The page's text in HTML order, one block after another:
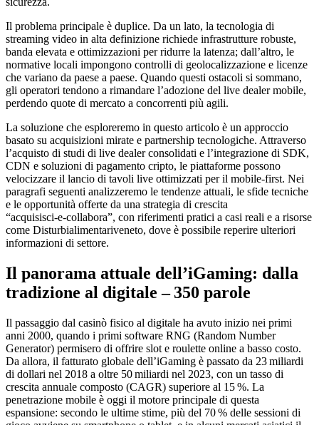
Il problema principale è duplice. Da un lato, la tecnologia di
streaming video in alta definizione richiede infrastrutture robuste,
banda elevata e ottimizzazioni per ridurre la latenza; dall’altro, le
normative locali impongono controlli di geolocalizzazione e licenze
che variano da paese a paese. Quando questi ostacoli si sommano,
gli operatori tendono a rimandare l’adozione del live dealer mobile,
perdendo quote di mercato a concorrenti più agili.
La soluzione che esploreremo in questo articolo è un approccio
basato su acquisizioni mirate e partnership tecnologiche. Attraverso
l’acquisto di studi di live dealer consolidati e l’integrazione di SDK,
CDN e soluzioni di pagamento cripto, le piattaforme possono
velocizzare il lancio di tavoli live ottimizzati per il mobile‑first. Nei
paragrafi seguenti analizzeremo le tendenze attuali, le sfide tecniche
e le opportunità offerte da una strategia di crescita
“acquisisci‑e‑collabora”, con riferimenti pratici a casi reali e a risorse
come Disturbialimentariveneto, dove è possibile reperire ulteriori
informazioni di settore.
Il panorama attuale dell’iGaming: dalla
tradizione al digitale – 350 parole
Il passaggio dal casinò fisico al digitale ha avuto inizio nei primi
anni 2000, quando i primi software RNG (Random Number
Generator) permisero di offrire slot e roulette online a basso costo.
Da allora, il fatturato globale dell’iGaming è passato da 23 miliardi
di dollari nel 2018 a oltre 50 miliardi nel 2023, con un tasso di
crescita annuale composto (CAGR) superiore al 15 %. La
penetrazione mobile è oggi il motore principale di questa
espansione: secondo le ultime stime, più del 70 % delle sessioni di